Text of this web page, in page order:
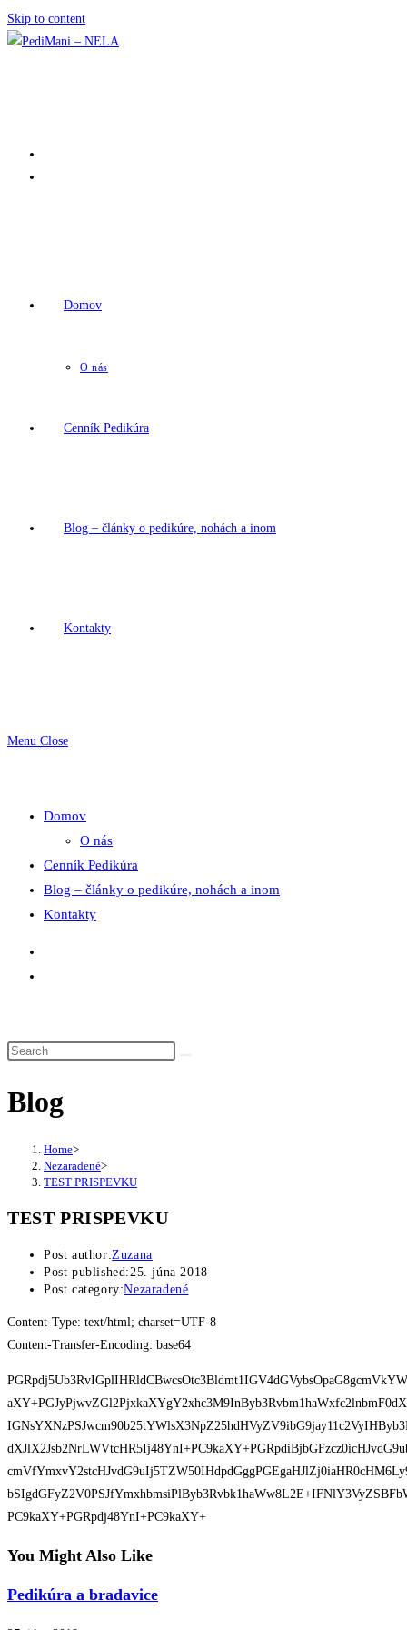
Skip to content
Domov
O nás
Cenník Pedikúra
Blog – články o pedikúre, nohách a inom
Kontakty
Menu Close
Domov
O nás
Cenník Pedikúra
Blog – články o pedikúre, nohách a inom
Kontakty
Blog
Home>
Nezaradené>
TEST PRISPEVKU
TEST PRISPEVKU
Post author:Zuzana
Post published:25. júna 2018
Post category:Nezaradené
Content-Type: text/html; charset=UTF-8
Content-Transfer-Encoding: base64
PC9kaXY+PGRpdj48YnI+PC9kaXY+
You Might Also Like
Pedikúra a bradavice